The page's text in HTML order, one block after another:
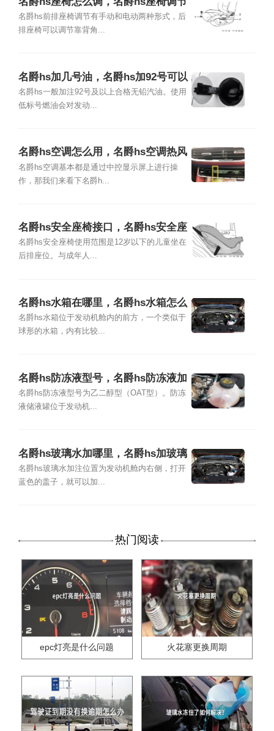
开关图解
名爵hs前排座椅调节有手动和电动两种形式，后
排座椅可以调节靠背角...
名爵hs加几号油，名爵hs加92号可以
吗
名爵hs一般加注92号及以上合格无铅汽油。使用
低标号燃油会对发动...
名爵hs空调怎么用，名爵hs空调热风
怎么开
名爵hs空调基本都是通过中控显示屏上进行操
作，那我们来看下名爵h...
名爵hs安全座椅接口，名爵hs安全座
椅怎么安装
名爵hs安全座椅使用范围是12岁以下的儿童坐在
后排座位。与成年人...
名爵hs水箱在哪里，名爵hs水箱怎么
加水
名爵hs水箱位于发动机舱内的前方，一个类似于
球形的水箱，内有比较...
名爵hs防冻液型号，名爵hs防冻液加
哪里
名爵hs防冻液型号为乙二醇型（OAT型）。防冻
液储液罐位于发动机...
名爵hs玻璃水加哪里，名爵hs加玻璃
水图解
名爵hs玻璃水加注位置为发动机舱内右侧，打开
蓝色的盖子，就可以加...
热门阅读
epc灯亮是什么问题 火花塞更换周期